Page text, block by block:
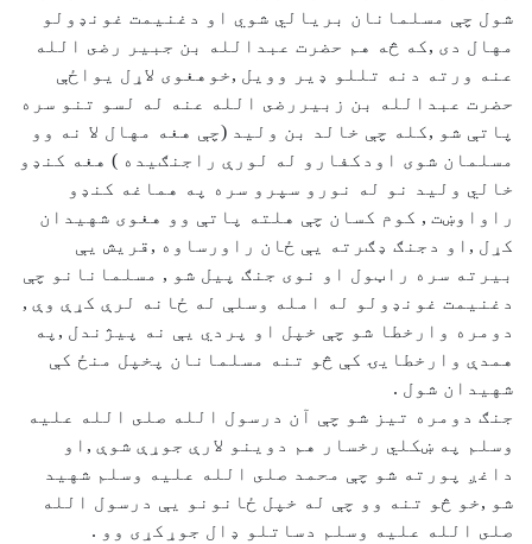
شول چې مسلمانان بريالي شوي او دغنيمت غونډولو
مهال دى ,كه څه هم حضرت عبدالله بن جبير رضى الله
عنه ورته دنه تللو ډير وويل ,خوهغوی لاړل يواځې
حضرت عبدالله بن زبيررضى الله عنه له لسو تنو سره
پاتې شو ,كله چې خالد بن وليد (چې هغه مهال لا نه وو
مسلمان شوى اودكفارو له لورې راجنګيده ) هغه كنډو
خالي وليد نو له نورو سپرو سره په هماغه كنډو
راواوښت , كوم كسان چې هلته پاتې وو هغوی شهيدان
كړل ,او دجنګ ډګرته يې ځان راورساوه ,قريش يې
بيرته سره راټول او نوى جنګ پيل شو , مسلمانانو چې
دغنيمت غونډولو له امله وسلې له ځانه لرې كړې وې ,
دومره وارخطا شو چې خپل او پردي يې نه پيژندل ,په
همدې وارخطايۍ كې څو تنه مسلمانان پخپل منځ كې
شهيدان شول .
جنګ دومره تيز شو چې آن درسول الله صلى الله عليه
وسلم په ښكلي رخسار هم دوينو لارې جوړې شوې ,او
داغږ پورته شو چې محمد صلى الله عليه وسلم شهيد
شو ,خو څو تنه وو چې له خپل ځانونو يې درسول الله
صلى الله عليه وسلم دساتلو ډال جوړكړى وو .